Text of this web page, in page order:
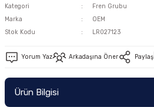
Kategori
Fren Grubu
Marka
OEM
Stok Kodu
LR027123
Yorum Yaz Arkadaşına Öner Paylaş
Ürün Bilgisi